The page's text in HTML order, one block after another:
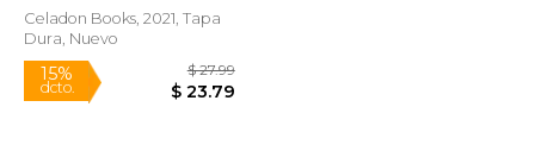
Celadon Books, 2021, Tapa
Dura, Nuevo
Rápido